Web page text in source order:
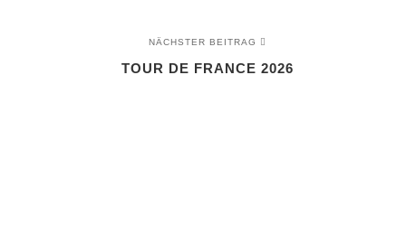
NÄCHSTER BEITRAG
TOUR DE FRANCE 2026